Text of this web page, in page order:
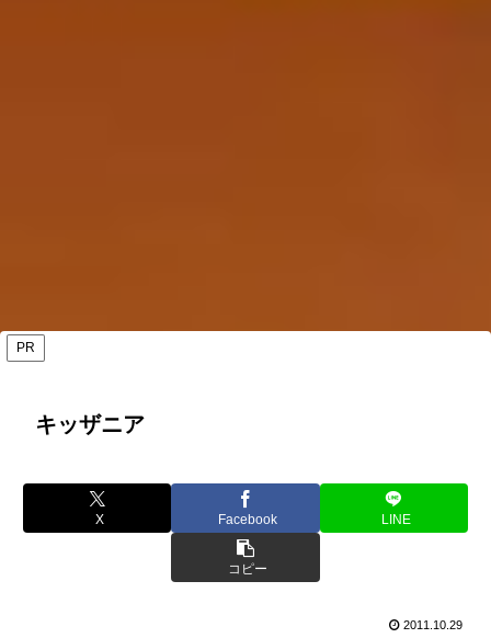
PR
キッザニア
X Facebook LINE
コピー
2011.10.29